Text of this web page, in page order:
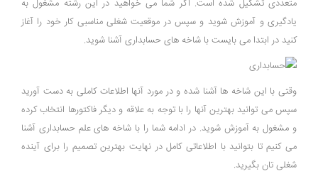
متعددی تشکیل شده است. اگر شما می خواهید در این رشته مشغول به
یادگیری و آموزش شوید و سپس در موقعیت شغلی مناسبی کار خود را آغاز
کنید در ابتدا می بایست با شاخه های حسابداری آشنا شوید.
وقتی با این شاخه ها آشنا شده و در مورد آنها اطلاعات کاملی به دست آورید
سپس می توانید بهترین آنها را با توجه به علاقه و دیگر فاکتورها انتخاب کرده
و مشغول به آموزش شوید. در ادامه شما را با شاخه های علم حسابداری آشنا
می کنیم تا بتوانید با اطلاعاتی کامل در نهایت بهترین تصمیم را برای آینده
شغلی تان بگیرید.